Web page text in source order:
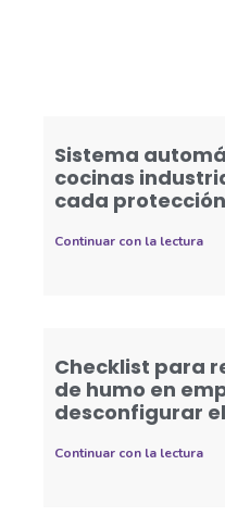
Sistema
cocinas
cada
Continuar con la lectura
Checklist para
de humo en
desconfigurar
Continuar con la lectura